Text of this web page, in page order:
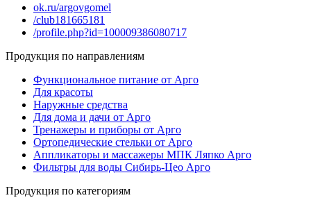
ok.ru/argovgomel
/club181665181
/profile.php?id=100009386080717
Продукция по направлениям
Функциональное питание от Арго
Для красоты
Наружные средства
Для дома и дачи от Арго
Тренажеры и приборы от Арго
Ортопедические стельки от Арго
Аппликаторы и массажеры МПК Ляпко Арго
Фильтры для воды Сибирь-Цео Арго
Продукция по категориям